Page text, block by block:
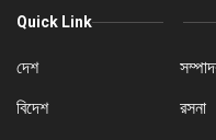
Quick Link
দেশ
বিদেশ
রসনা